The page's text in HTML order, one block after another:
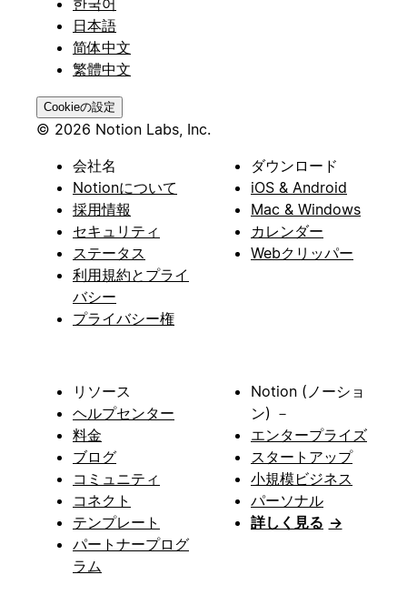
日本語
简体中文
繁體中文
Cookieの設定
© 2026 Notion Labs, Inc.
会社名
Notionについて
採用情報
セキュリティ
ステータス
利用規約とプライ
バシー
プライバシー権
ダウンロード
iOS & Android
Mac & Windows
カレンダー
Webクリッパー
リソース
ヘルプセンター
料金
ブログ
コミュニティ
コネクト
テンプレート
パートナープログ
ラム
Notion (ノーショ
ン) －
エンタープライズ
スタートアップ
小規模ビジネス
パーソナル
詳しく見る →